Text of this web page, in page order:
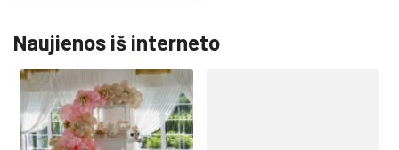
Naujienos iš interneto